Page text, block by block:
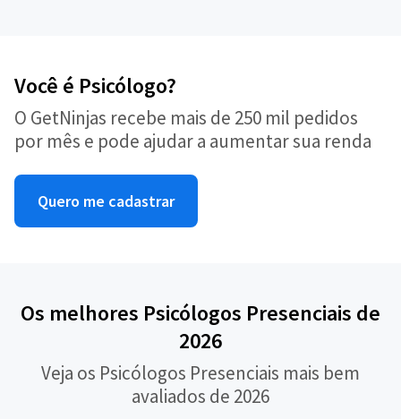
Você é Psicólogo?
O GetNinjas recebe mais de 250 mil pedidos
por mês e pode ajudar a aumentar sua renda
Quero me cadastrar
Os melhores Psicólogos Presenciais de
2026
Veja os Psicólogos Presenciais mais bem
avaliados de 2026